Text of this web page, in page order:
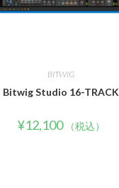
BITWIG
Bitwig Studio 16-TRACK
¥12,100 （税込）